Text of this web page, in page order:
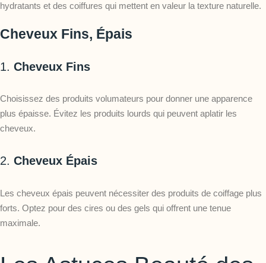
hydratants et des coiffures qui mettent en valeur la texture naturelle.
Cheveux Fins, Épais
1. Cheveux Fins
Choisissez des produits volumateurs pour donner une apparence
plus épaisse. Évitez les produits lourds qui peuvent aplatir les
cheveux.
2. Cheveux Épais
Les cheveux épais peuvent nécessiter des produits de coiffage plus
forts. Optez pour des cires ou des gels qui offrent une tenue
maximale.